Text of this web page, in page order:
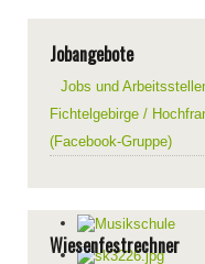
Jobangebote
Jobs und
Fichtelgebirge /
(Facebook-Gruppe)
Wiesenfestrechner